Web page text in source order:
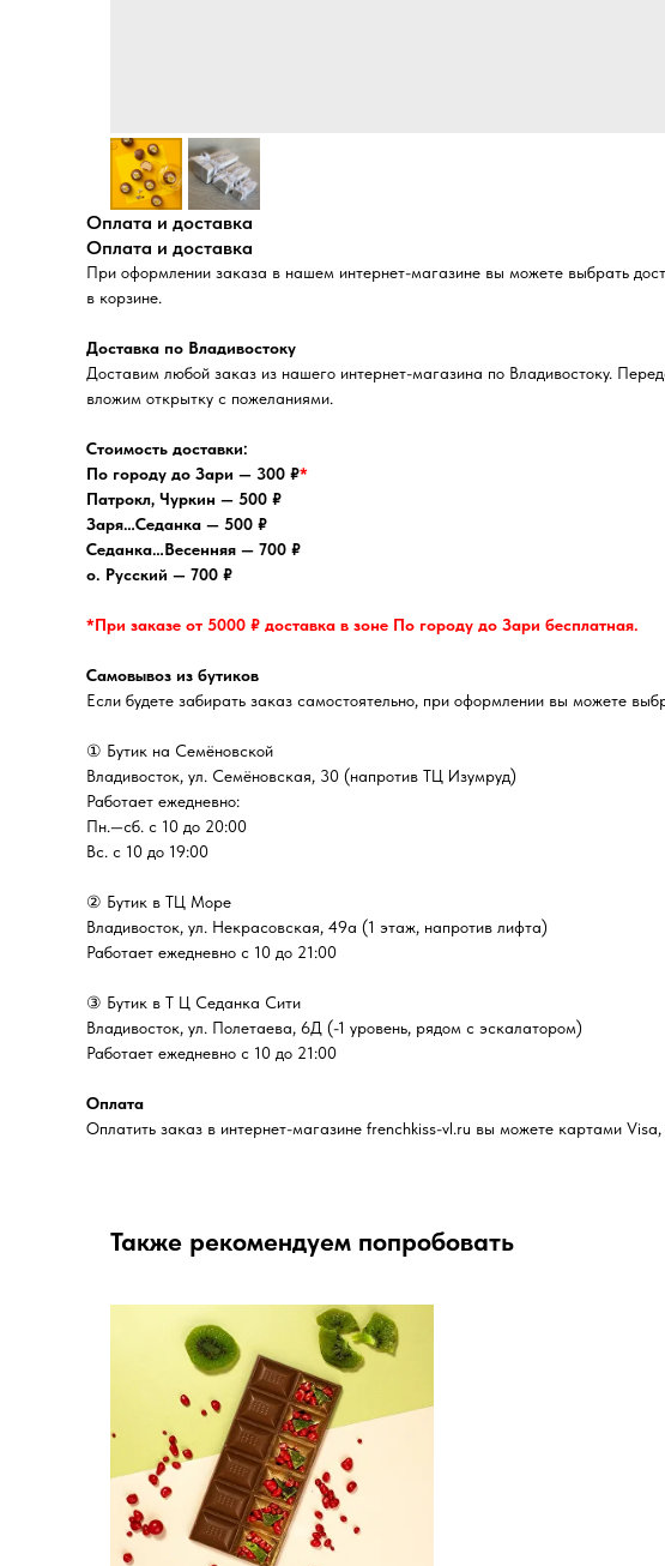
Оплата и доставка
Оплата и доставка
При оформлении заказа в нашем интернет-магазине вы можете выбрать
в корзине.
Доставка по Владивостоку
Доставим любой заказ из нашего интернет-магазина по Владивостоку.
вложим открытку с пожеланиями.
Стоимость доставки:
По городу до Зари — 300 ₽*
Патрокл, Чуркин — 500 ₽
Заря…Седанка — 500 ₽
Седанка…Весенняя — 700 ₽
о. Русский — 700 ₽
*При заказе от 5000 ₽ доставка в зоне По городу до Зари бесплатная.
Самовывоз из бутиков
Если будете забирать заказ самостоятельно, при оформлении вы можете
① Бутик на Семёновской
Владивосток, ул. Семёновская, 30 (напротив ТЦ Изумруд)
Работает ежедневно:
Пн.—сб. с 10 до 20:00
Вс. с 10 до 19:00
② Бутик в ТЦ Море
Владивосток, ул. ​Некрасовская, 49а (1 этаж, напротив лифта)
Работает ежедневно с 10 до 21:00
③ Бутик в Т Ц Седанка Сити
Владивосток, ул. Полетаева, 6Д (-1 уровень, рядом с эскалатором)
Работает ежедневно с 10 до 21:00
Оплата
Оплатить заказ в интернет-магазине frenchkiss-vl.ru вы можете картами
Также рекомендуем попробовать